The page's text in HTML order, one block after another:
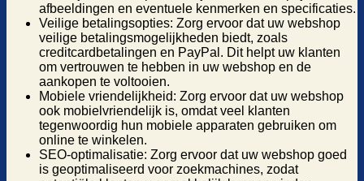
afbeeldingen en eventuele kenmerken en specificaties.
Veilige betalingsopties: Zorg ervoor dat uw webshop
veilige betalingsmogelijkheden biedt, zoals
creditcardbetalingen en PayPal. Dit helpt uw klanten
om vertrouwen te hebben in uw webshop en de
aankopen te voltooien.
Mobiele vriendelijkheid: Zorg ervoor dat uw webshop
ook mobielvriendelijk is, omdat veel klanten
tegenwoordig hun mobiele apparaten gebruiken om
online te winkelen.
SEO-optimalisatie: Zorg ervoor dat uw webshop goed
is geoptimaliseerd voor zoekmachines, zodat